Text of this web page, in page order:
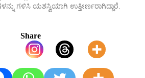
ಗಳಿಸಿ ಯಶಸ್ವಿಯಾಗಿ ಉತ್ತೀರ್ಣರಾಗಿದ್ದಾರೆ.
Share